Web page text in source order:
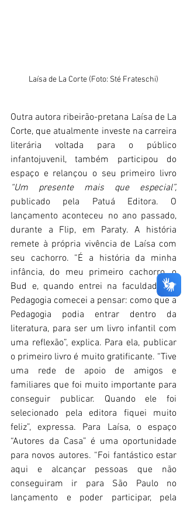
Laísa de La Corte (Foto: Sté Frateschi)
Outra autora ribeirão-pretana Laísa de La
Corte, que atualmente investe na carreira
literária voltada para o público
infantojuvenil, também participou do
publicado pela Patuá Editora. O
lançamento aconteceu no ano passado,
durante a Flip, em Paraty. A história
remete à própria vivência de Laísa com
seu cachorro. “É a história da minha
infância, do meu primeiro cachorro, o
Bud e, quando entrei na faculdade de
Pedagogia comecei a pensar: como que a
Pedagogia podia entrar dentro da
literatura, para ser um livro infantil com
uma reflexão”, explica. Para ela, publicar
o primeiro livro é muito gratificante. “Tive
uma rede de apoio de amigos e
familiares que foi muito importante para
conseguir publicar. Quando ele foi
selecionado pela editora fiquei muito
feliz”, expressa. Para Laísa, o espaço
“Autores da Casa” é uma oportunidade
para novos autores. “Foi fantástico estar
aqui e alcançar pessoas que não
conseguiram ir para São Paulo no
lançamento e poder participar, pela